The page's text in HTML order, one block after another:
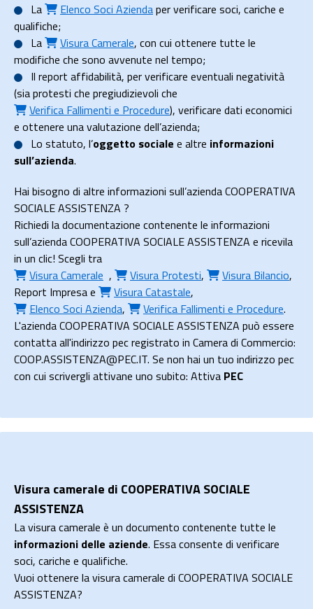
La
Elenco Soci Aziendaper verificare soci, cariche e
qualifiche;
La
Visura Camerale, con cui ottenere tutte le
modifiche che sono avvenute nel tempo;
Il report affidabilità, per verificare eventuali negatività
(sia protesti che pregiudizievoli che
Verifica Fallimenti e Procedure), verificare dati economici
e ottenere una valutazione dell’azienda;
Lo statuto, l’oggetto sociale e altre informazioni
sull’azienda.
Hai bisogno di altre informazioni sull’azienda COOPERATIVA
SOCIALE ASSISTENZA ?
Richiedi la documentazione contenente le informazioni
sull’azienda COOPERATIVA SOCIALE ASSISTENZA e ricevila
in un clic! Scegli tra
Visura Camerale , Visura Protesti, Visura Bilancio,
Report Impresae Visura Catastale,
Elenco Soci Azienda, Verifica Fallimenti e Procedure.
L'azienda COOPERATIVA SOCIALE ASSISTENZA può essere
contatta all'indirizzo pec registrato in Camera di Commercio:
COOP.ASSISTENZA@PEC.IT. Se non hai un tuo indirizzo pec
con cui scrivergli attivane uno subito: Attiva PEC
Visura camerale di COOPERATIVA SOCIALE
ASSISTENZA
La visura camerale è un documento contenente tutte le
informazioni delle aziende. Essa consente di verificare
soci, cariche e qualifiche.
Vuoi ottenere la visura camerale di COOPERATIVA SOCIALE
ASSISTENZA?